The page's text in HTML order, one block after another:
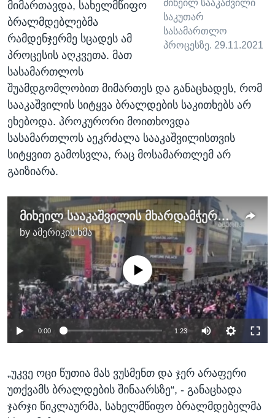
მიხეილ სააკაშვილი
საკუთარ
სასამართლო
პროცესზე. 29.11.2021
მიმართავდა, სახელმწიფო
ბრალმდებლებმა
რამდენჯერმე სცადეს ამ
პროცესის აღკვეთა. მათ
სასამართლოს
შუამდგომლობით მიმართეს და განაცხადეს, რომ
სააკაშვილის სიტყვა ბრალდების საკითხებს არ
ეხებოდა. პროკურორი მოითხოვდა
სასამართლოს აეკრძალა სააკაშვილისთვის
სიტყვით გამოსვლა, რაც მოსამართლემ არ
გაიზიარა.
მიხეილ სააკაშვილის მხარდამჭერთა აქცია სასამართლოსთან
by ამერიკის ხმა
No media source currently available
0:00 1:23
„უკვე ოცი წუთია მას ვუსმენთ და ჯერ არაფერი
უთქვამს ბრალდების შინაარსზე“, - განაცხადა
ჯარჯი წიკლაურმა, სახელმწიფო ბრალმდებელმა